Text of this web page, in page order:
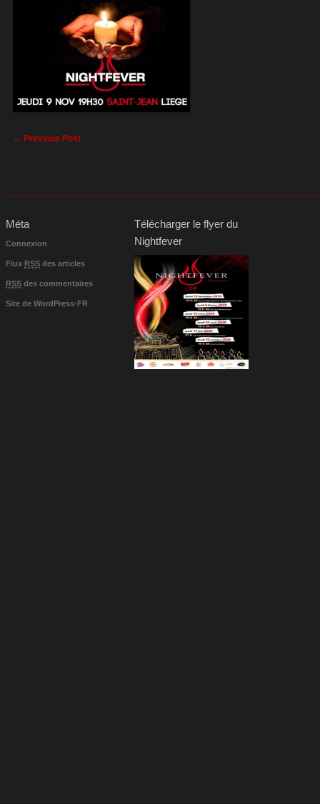
← Previous Post
Méta
Connexion
Flux RSS des articles
RSS des commentaires
Site de WordPress-FR
Télécharger le flyer du
Nightfever